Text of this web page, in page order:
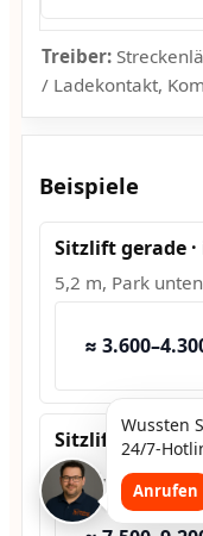
Treiber:
/ Ladekontakt,
Beispiele
Sitzlift gerade
5,2 m, Park unten
≈
Sitzlift Kurve ·
6,8 m, 2 Kurven
Wussten
24/7-
Anrufen